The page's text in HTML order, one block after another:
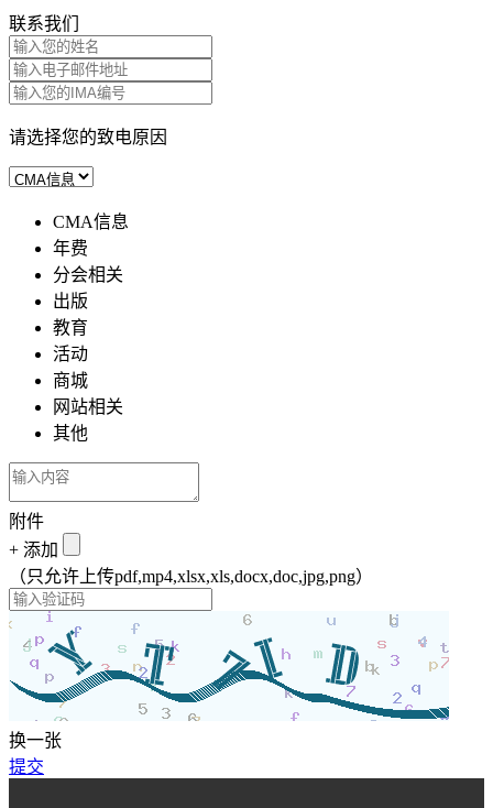
联系我们
请选择您的致电原因
CMA信息
年费
分会相关
出版
教育
活动
商城
网站相关
其他
附件
+ 添加
（只允许上传pdf,mp4,xlsx,xls,docx,doc,jpg,png）
换一张
提交